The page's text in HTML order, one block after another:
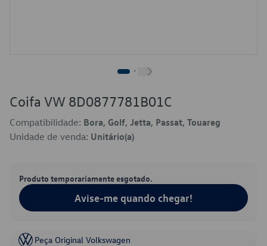
Coifa VW 8D0877781B01C
Compatibilidade: Bora, Golf, Jetta, Passat, Touareg
Unidade de venda: Unitário(a)
Produto temporariamente esgotado.
Avise-me quando chegar!
Peça Original Volkswagen